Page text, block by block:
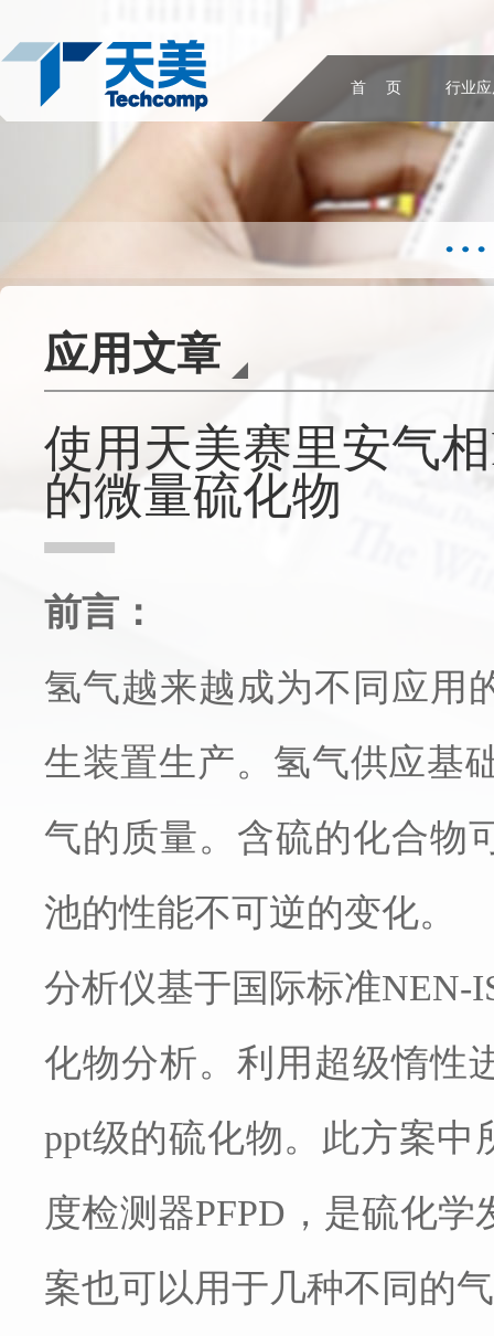
首 页 行业
应用文章
使用天美赛里安气
的微量硫化物
前言：
氢气越来越成为不同应用
生装置生产。氢气供应基
气的质量。含硫的化合物
池的性能不可逆的变化。
分析仪基于国际标准NEN-
化物分析。利用超级惰性
ppt级的硫化物。此方案
度检测器PFPD，是硫化
案也可以用于几种不同的